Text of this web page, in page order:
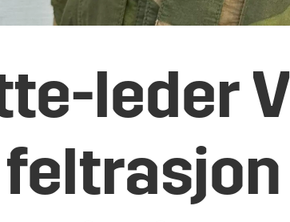
leder